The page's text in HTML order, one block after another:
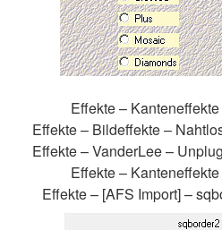
Effekte –
Effekte – Bildeffekte –
Effekte – VanderLee –
Effekte –
Effekte – [AFS Import] –